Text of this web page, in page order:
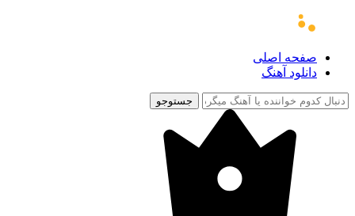
صفحه اصلی
دانلود آهنگ
جستوجو